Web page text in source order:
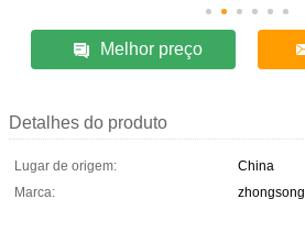
Melhor preço
Detalhes do produto
Lugar de origem:
China
Marca:
zhongsong